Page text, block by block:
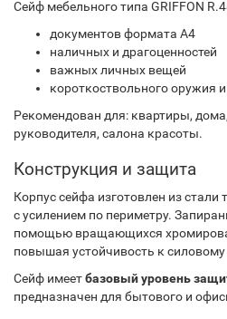
Сейф мебельного типа GRIFFON
документов формата A4
наличных и драгоценностей
важных личных вещей
короткоствольного оружия
Рекомендован для: квартиры,
руководителя, салона красоты.
Конструкция и защита
Корпус сейфа изготовлен из
с усилением по периметру.
помощью вращающихся
повышая устойчивость к силовому
Сейф имеетбазовый уровень
предназначен для бытового и